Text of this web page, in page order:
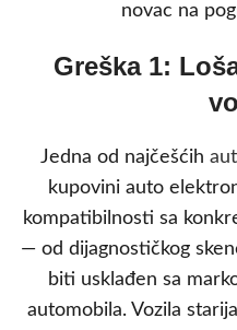
novac na
Greška 1:
Jedna od najčešćih
kupovini auto
kompatibilnosti sa
— od dijagnostičkog
biti usklađen sa
automobila. Vozila